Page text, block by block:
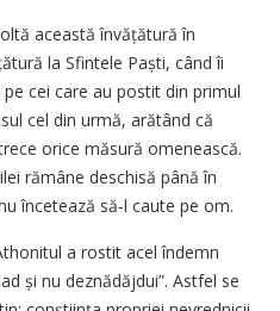
această învățătură în
la Sfintele Paști, când îi
cei care au postit din primul
cel din urmă, arătând că
orice măsură omenească.
rămâne deschisă până în
încetează să‑l caute pe om.
a rostit acel îndemn
și nu deznădăjdui”. Astfel se